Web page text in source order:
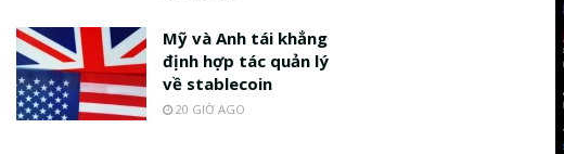
Mỹ và Anh tái khẳng
định hợp tác quản lý
về stablecoin
20 GIỜ AGO